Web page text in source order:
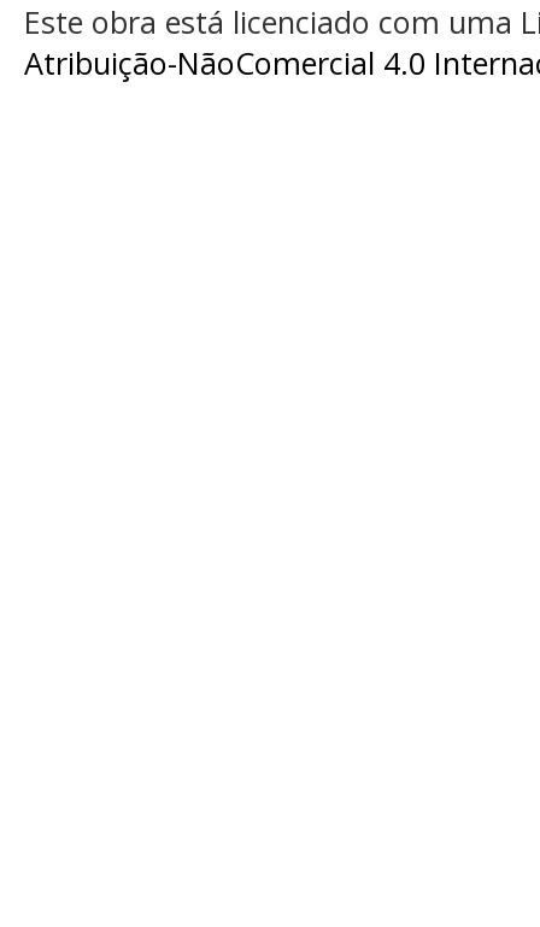
Este obra está licenciado com uma
Atribuição-NãoComercial 4.0